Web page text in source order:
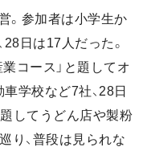
。参加者は小学生か
日は17人だった。
コース」と題してオ
学校など7社、28日
してうどん店や製粉
り、普段は見られな